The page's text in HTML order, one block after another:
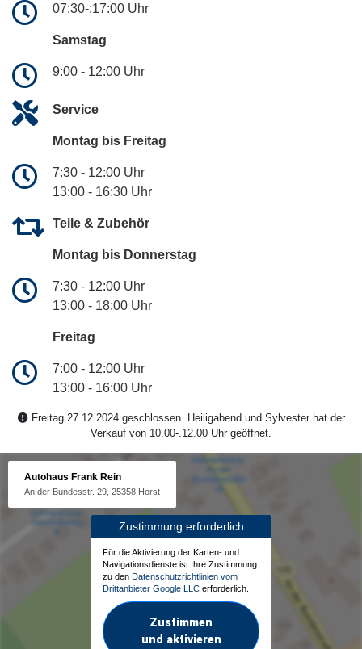
07:30-:17:00 Uhr
Samstag
9:00 - 12:00 Uhr
Service
Montag bis Freitag
7:30 - 12:00 Uhr
13:00 - 16:30 Uhr
Teile & Zubehör
Montag bis Donnerstag
7:30 - 12:00 Uhr
13:00 - 18:00 Uhr
Freitag
7:00 - 12:00 Uhr
13:00 - 16:00 Uhr
Freitag 27.12.2024 geschlossen. Heiligabend und Sylvester hat der
Verkauf von 10.00-.12.00 Uhr geöffnet.
Autohaus Frank Rein
An der Bundesstr. 29, 25358 Horst
Zustimmung erforderlich
Für die Aktivierung der Karten- und
Navigationsdienste ist Ihre Zustimmung
zu den Datenschutzrichtlinien vom
Drittanbieter Google LLC erforderlich.
Zustimmen
und aktivieren